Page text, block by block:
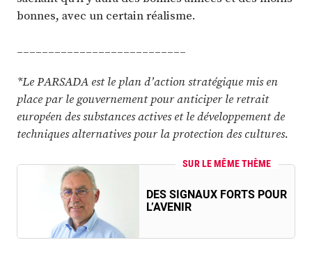
bonnes, avec un certain réalisme.
___________________________
*Le PARSADA est le plan d’action stratégique mis en
place par le gouvernement pour anticiper le retrait
européen des substances actives et le développement de
techniques alternatives pour la protection des cultures.
SUR LE MÊME THÈME
DES SIGNAUX FORTS POUR
L’AVENIR